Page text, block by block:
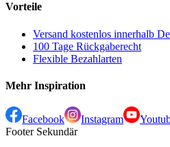
Vorteile
Versand kostenlos innerhalb
100 Tage Rückgaberecht
Flexible Bezahlarten
Mehr Inspiration
Facebook Instagram
Footer Sekundär